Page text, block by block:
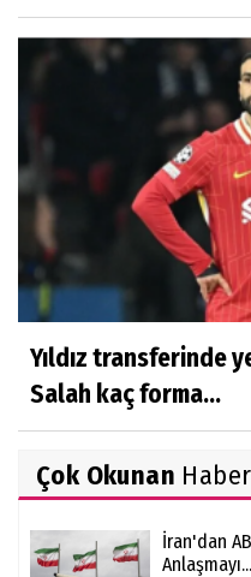
Yıldız transferinde
Salah kaç forma...
Çok Okunan
İran'dan
Anlaşmayı...